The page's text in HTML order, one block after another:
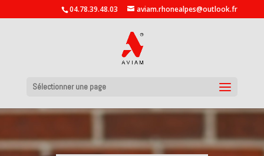
04.78.39.48.03 aviam.rhonealpes@outlook.fr
Sélectionner une page